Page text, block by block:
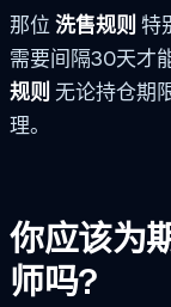
那位 洗售规则 特
需要间隔30天才
规则 无论持仓期
理。
你应该为
师吗?